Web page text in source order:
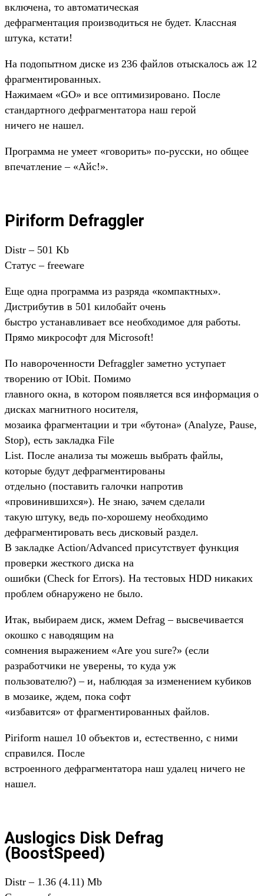
включена, то автоматическая
дефрагментация производиться не будет. Классная
штука, кстати!
На подопытном диске из 236 файлов отыскалось аж 12
фрагментированных.
Нажимаем «GO» и все оптимизировано. После
стандартного дефрагментатора наш герой
ничего не нашел.
Программа не умеет «говорить» по-русски, но общее
впечатление – «Айс!».
Piriform Defraggler
Distr – 501 Kb
Статус – freeware
Еще одна программа из разряда «компактных».
Дистрибутив в 501 килобайт очень
быстро устанавливает все необходимое для работы.
Прямо микрософт для Microsoft!
По навороченности Defraggler заметно уступает
творению от IObit. Помимо
главного окна, в котором появляется вся информация о
дисках магнитного носителя,
мозаика фрагментации и три «бутона» (Analyze, Pause,
Stop), есть закладка File
List. После анализа ты можешь выбрать файлы,
которые будут дефрагментированы
отдельно (поставить галочки напротив
«провинившихся»). Не знаю, зачем сделали
такую штуку, ведь по-хорошему необходимо
дефрагментировать весь дисковый раздел.
В закладке Action/Advanced присутствует функция
проверки жесткого диска на
ошибки (Check for Errors). На тестовых HDD никаких
проблем обнаружено не было.
Итак, выбираем диск, жмем Defrag – высвечивается
окошко с наводящим на
сомнения выражением «Are you sure?» (если
разработчики не уверены, то куда уж
пользователю?) – и, наблюдая за изменением кубиков
в мозаике, ждем, пока софт
«избавится» от фрагментированных файлов.
Piriform нашел 10 объектов и, естественно, с ними
справился. После
встроенного дефрагментатора наш удалец ничего не
нашел.
Auslogics Disk Defrag
(BoostSpeed)
Distr – 1.36 (4.11) Mb